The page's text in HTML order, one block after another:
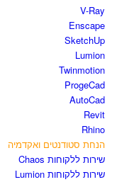
V-Ray
Enscape
SketchUp
Lumion
Twinmotion
ProgeCad
AutoCad
Revit
Rhino
הנחת סטודנטים ואקדמיה
שירות ללקוחות Chaos
שירות ללקוחות Lumion